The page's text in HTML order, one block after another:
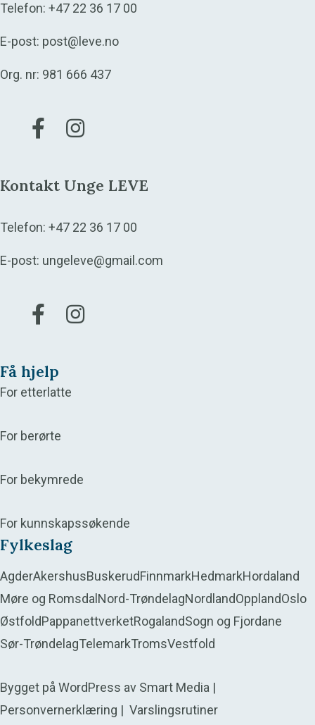
Telefon: +47 22 36 17 00
E-post: post@leve.no
Org. nr: 981 666 437
Gå til vår Facebook
Gå til vår Instagram
Kontakt Unge LEVE
Telefon: +47 22 36 17 00
E-post: ungeleve@gmail.com
Gå til vår Facebook
Gå til vår Instagram
Få hjelp
For etterlatte
For berørte
For bekymrede
For kunnskapssøkende
Fylkeslag
AgderAkershusBuskerudFinnmarkHedmarkHordaland
Møre og Romsdal Nord-TrøndelagNordlandOpplandOslo
ØstfoldPappanettverketRogalandSogn og Fjordane
Sør-TrøndelagTelemarkTromsVestfold
Bygget på WordPress av Smart Media |
Personvernerklæring | Varslingsrutiner